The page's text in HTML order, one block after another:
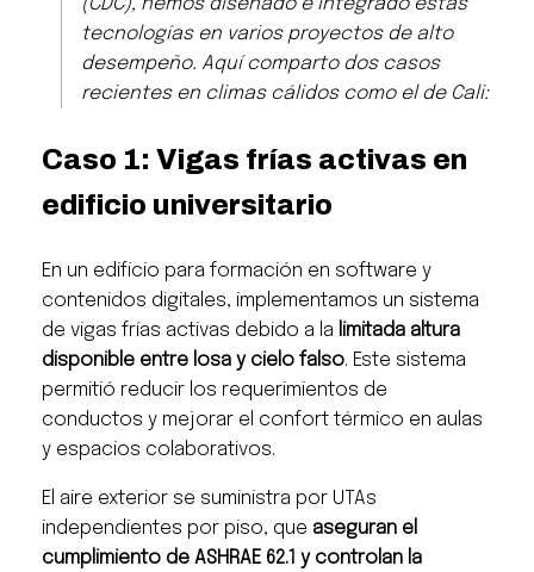
tecnologías en varios proyectos de alto
desempeño. Aquí comparto dos casos
recientes en climas cálidos como el de Cali:
Caso 1: Vigas frías activas en
edificio universitario
En un edificio para formación en software y
contenidos digitales, implementamos un sistema
de vigas frías activas debido a la limitada altura
disponible entre losa y cielo falso. Este sistema
permitió reducir los requerimientos de
conductos y mejorar el confort térmico en aulas
y espacios colaborativos.
El aire exterior se suministra por UTAs
independientes por piso, que aseguran el
cumplimiento de ASHRAE 62.1 y controlan la